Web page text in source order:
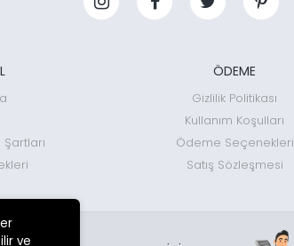
ÖDEME
Gizlilik Politikası
Kullanım Koşulları
Ödeme Seçenekleri
Satış Sözleşmesi
ve